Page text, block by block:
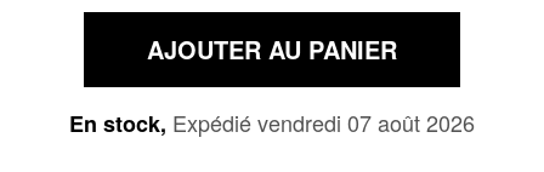
AJOUTER AU PANIER
En stock, Expédié vendredi 07 août 2026